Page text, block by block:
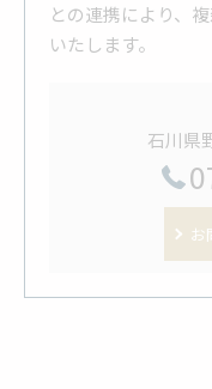
との連携により、
いたします。
石川県
お